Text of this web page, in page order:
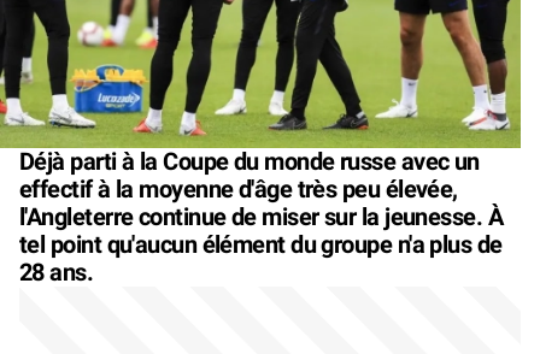
Déjà parti à la Coupe du monde russe avec un
effectif à la moyenne d'âge très peu élevée,
l'Angleterre continue de miser sur la jeunesse. À
tel point qu'aucun élément du groupe n'a plus de
28 ans.